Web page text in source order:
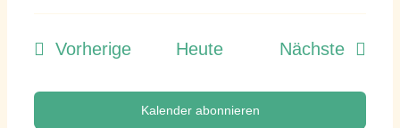
VorherigeVeranstaltungen
Heute Nächste
Kalender abonnieren